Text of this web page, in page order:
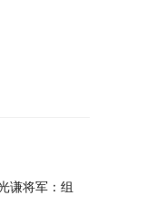
谦将军：组